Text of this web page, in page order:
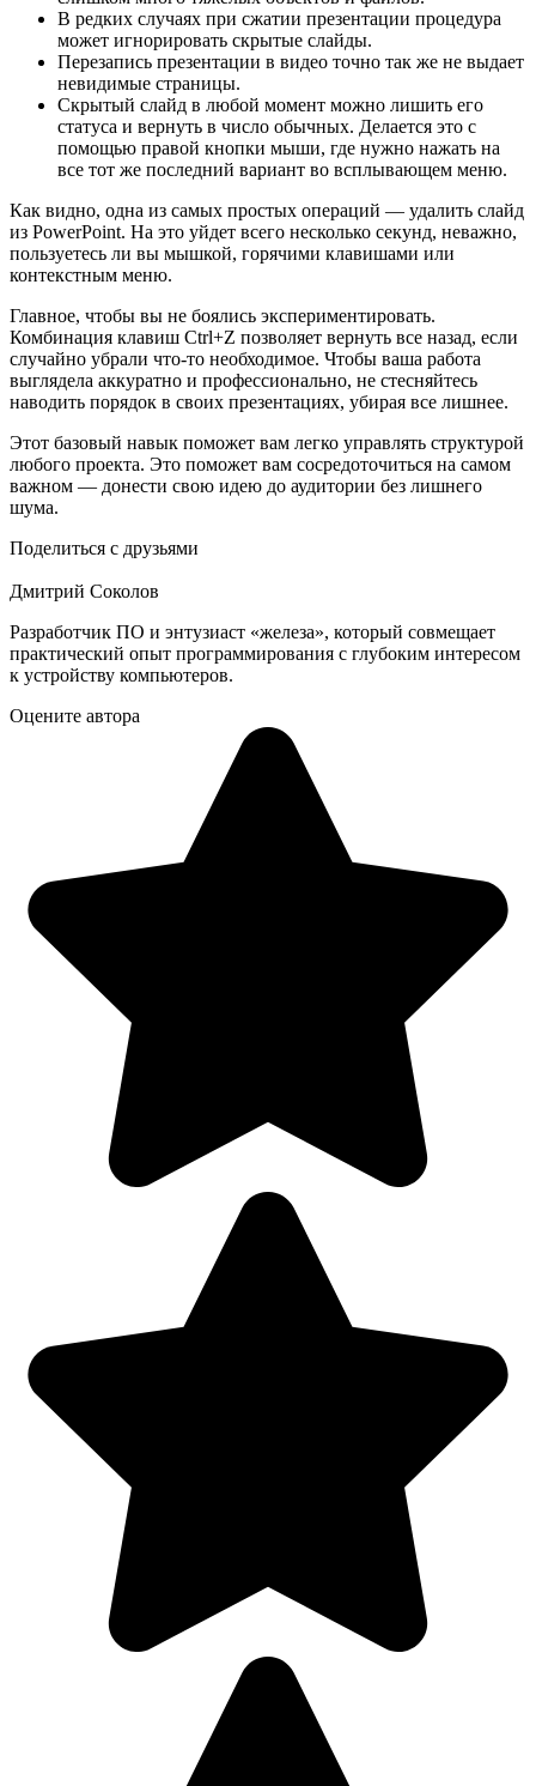
В редких случаях при сжатии презентации процедура
может игнорировать скрытые слайды.
Перезапись презентации в видео точно так же не выдает
невидимые страницы.
Скрытый слайд в любой момент можно лишить его
статуса и вернуть в число обычных. Делается это с
помощью правой кнопки мыши, где нужно нажать на
все тот же последний вариант во всплывающем меню.
Как видно, одна из самых простых операций — удалить слайд
из PowerPoint. На это уйдет всего несколько секунд, неважно,
пользуетесь ли вы мышкой, горячими клавишами или
контекстным меню.
Главное, чтобы вы не боялись экспериментировать.
Комбинация клавиш Ctrl+Z позволяет вернуть все назад, если
случайно убрали что-то необходимое. Чтобы ваша работа
выглядела аккуратно и профессионально, не стесняйтесь
наводить порядок в своих презентациях, убирая все лишнее.
Этот базовый навык поможет вам легко управлять структурой
любого проекта. Это поможет вам сосредоточиться на самом
важном — донести свою идею до аудитории без лишнего
шума.
Поделиться с друзьями
Дмитрий Соколов
Разработчик ПО и энтузиаст «железа», который совмещает
практический опыт программирования с глубоким интересом
к устройству компьютеров.
Оцените автора